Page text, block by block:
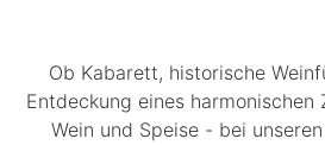
Ob Kabarett, historische
Entdeckung eines harmonischen
Wein und Speise - bei